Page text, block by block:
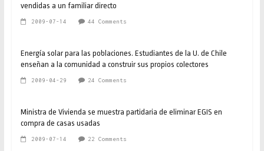
vendidas a un familiar directo
2009-07-14 44 Comments
Energía solar para las poblaciones. Estudiantes de la U. de Chile
enseñan a la comunidad a construir sus propios colectores
2009-04-29 24 Comments
Ministra de Vivienda se muestra partidaria de eliminar EGIS en
compra de casas usadas
2009-07-14 22 Comments